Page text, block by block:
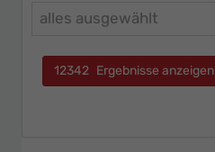
alles ausgewählt
12342 Ergebnisse anzeigen